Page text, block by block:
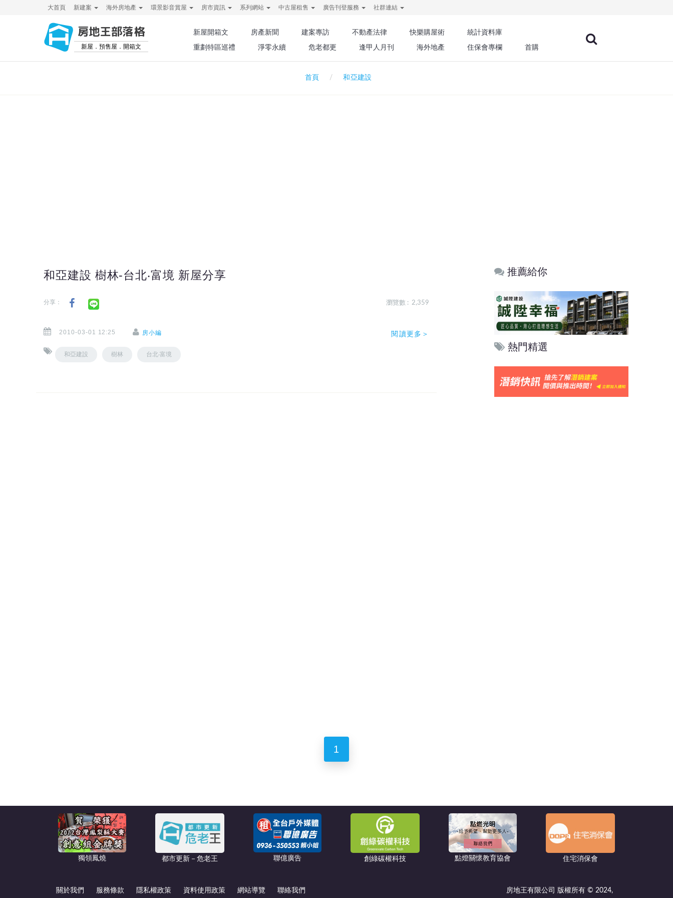
大首頁 新建案 海外房地產 環景影音賞屋 房市資訊 系列網站 中古屋租售 廣告刊登服務 社群連結
房地王部落格
新屋．預售屋．開箱文
新屋開箱文 房產新聞 建案專訪 不動產法律 快樂購屋術
統計資料庫
重劃特區巡禮
淨零永續 危老都更 逢甲人月刊 海外地產 住保會專欄 首購
首頁 和亞建設
和亞建設 樹林-台北‧富境 新屋分享
分享： 瀏覽數 : 2,359
2010-03-01 12:25 房小編
和亞建設 樹林 台北‧富境
閱讀更多＞
推薦給你
熱門精選
1
獨領鳳燒 都市更新－危老王 聯億廣告 創綠碳權科技 點燈關懷教育協會 住宅消保會
關於我們 服務條款 隱私權政策 資料使用政策 網站導覽 聯絡我們 房地王有限公司 版權所有 © 2024,